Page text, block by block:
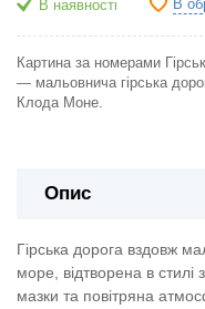
В наявності В
Картина за номерами
— мальовнича гірська
Клода Моне.
Опис
Гірська дорога вздовж
море, відтворена в
мазки та повітряна